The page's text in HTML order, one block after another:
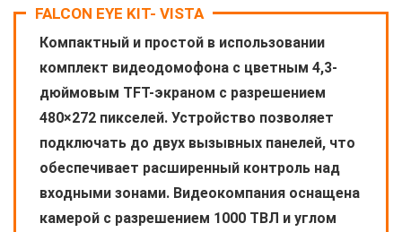
FALCON EYE KIT- VISTA
Компактный и простой в использовании
комплект видеодомофона с цветным 4,3-
дюймовым TFT-экраном с разрешением
480×272 пикселей. Устройство позволяет
подключать до двух вызывных панелей, что
обеспечивает расширенный контроль над
входными зонами. Видеокомпания оснащена
камерой с разрешением 1000 ТВЛ и углом